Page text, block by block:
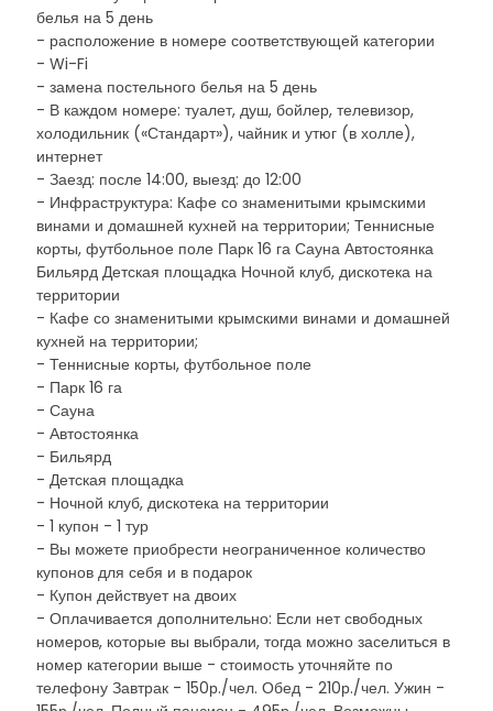
белья на 5 день
- расположение в номере соответствующей категории
- Wi-Fi
- замена постельного белья на 5 день
- В каждом номере: туалет, душ, бойлер, телевизор,
холодильник («Стандарт»), чайник и утюг (в холле),
интернет
- Заезд: после 14:00, выезд: до 12:00
- Инфраструктура: Кафе со знаменитыми крымскими
винами и домашней кухней на территории; Теннисные
корты, футбольное поле Парк 16 га Сауна Автостоянка
Бильярд Детская площадка Ночной клуб, дискотека на
территории
- Кафе со знаменитыми крымскими винами и домашней
кухней на территории;
- Теннисные корты, футбольное поле
- Парк 16 га
- Сауна
- Автостоянка
- Бильярд
- Детская площадка
- Ночной клуб, дискотека на территории
- 1 купон - 1 тур
- Вы можете приобрести неограниченное количество
купонов для себя и в подарок
- Купон действует на двоих
- Оплачивается дополнительно: Если нет свободных
номеров, которые вы выбрали, тогда можно заселиться в
номер категории выше - стоимость уточняйте по
телефону Завтрак - 150р./чел. Обед - 210р./чел. Ужин -